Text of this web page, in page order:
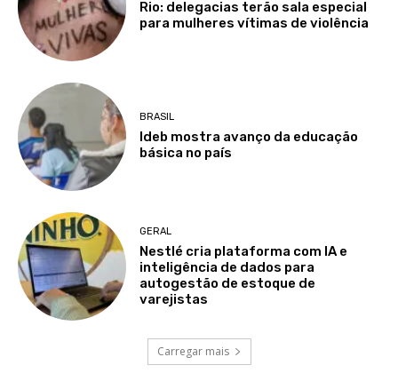
Rio: delegacias terão sala especial
para mulheres vítimas de violência
BRASIL
Ideb mostra avanço da educação
básica no país
GERAL
Nestlé cria plataforma com IA e
inteligência de dados para
autogestão de estoque de
varejistas
Carregar mais